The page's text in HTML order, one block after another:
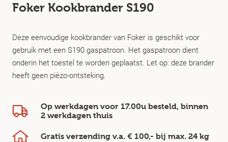
Foker Kookbrander S190
Deze eenvoudige kookbrander van Foker is geschikt voor
gebruik met een S190 gaspatroon. Het gaspatroon dient
onderin het toestel te worden geplaatst. Let op: deze brander
heeft geen piëzo-ontsteking.
Op werkdagen voor 17.00u besteld, binnen
2 werkdagen thuis
Gratis verzending v.a. € 100,- bij max. 24 kg